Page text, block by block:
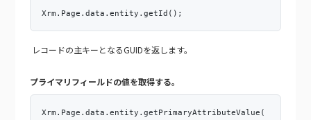
Xrm.Page.data.entity.getId();
レコードの主キーとなるGUIDを返します。
プライマリフィールドの値を取得する。
Xrm.Page.data.entity.getPrimaryAttributeValue(